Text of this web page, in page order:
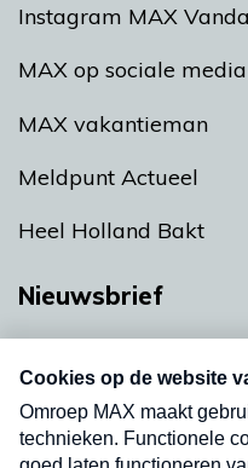
Instagram MAX
MAX op sociale media
MAX vakantieman
Meldpunt Actueel
Heel Holland Bakt
Nieuwsbrief
nieuwsbrief. Elke
uw mailbox.